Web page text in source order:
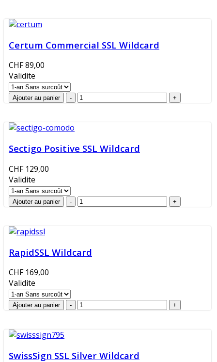
Certum Commercial SSL Wildcard
CHF 89,00
Validite
Sectigo Positive SSL Wildcard
CHF 129,00
Validite
RapidSSL Wildcard
CHF 169,00
Validite
SwissSign SSL Silver Wildcard